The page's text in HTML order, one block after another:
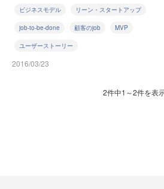
ビジネスモデル リーン・スタートアップ
job-to-be-done 顧客のjob MVP
ユーザーストーリー
2016/03/23
2件中1～2件を表